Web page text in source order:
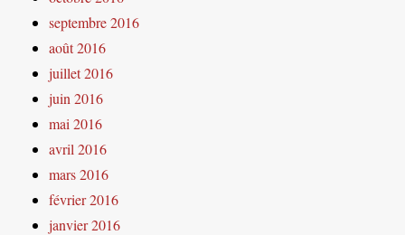
septembre 2016
août 2016
juillet 2016
juin 2016
mai 2016
avril 2016
mars 2016
février 2016
janvier 2016